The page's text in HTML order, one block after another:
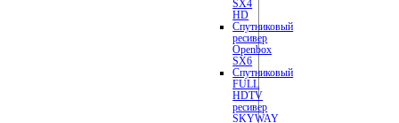
SX4
HD
Спутниковый
ресивер
Openbox
SX6
Спутниковый
FULL
HDTV
ресивер
SKYWAY